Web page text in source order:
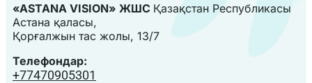
«ASTANA VISION» ЖШС Қазақстан Республикасы
Астана қаласы,
Қорғалжын тас жолы, 13/7
Телефондар:
+77470905301